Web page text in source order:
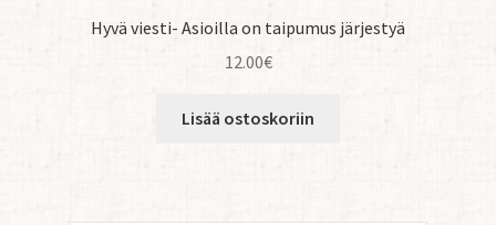
Hyvä viesti- Asioilla on taipumus järjestyä
12.00€
Lisää ostoskoriin